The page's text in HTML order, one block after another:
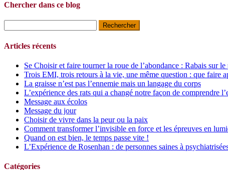
Chercher dans ce blog
Articles récents
Se Choisir et faire tourner la roue de l’abondance : Rabais sur le
Trois EMI, trois retours à la vie, une même question : que faire
La graisse n’est pas l’ennemie mais un langage du corps
L’expérience des rats qui a changé notre façon de comprendre
Message aux écolos
Message du jour
Choisir de vivre dans la peur ou la paix
Comment transformer l’invisible en force et les épreuves en
Quand on est bien, le temps passe vite !
L’Expérience de Rosenhan : de personnes saines à
Catégories